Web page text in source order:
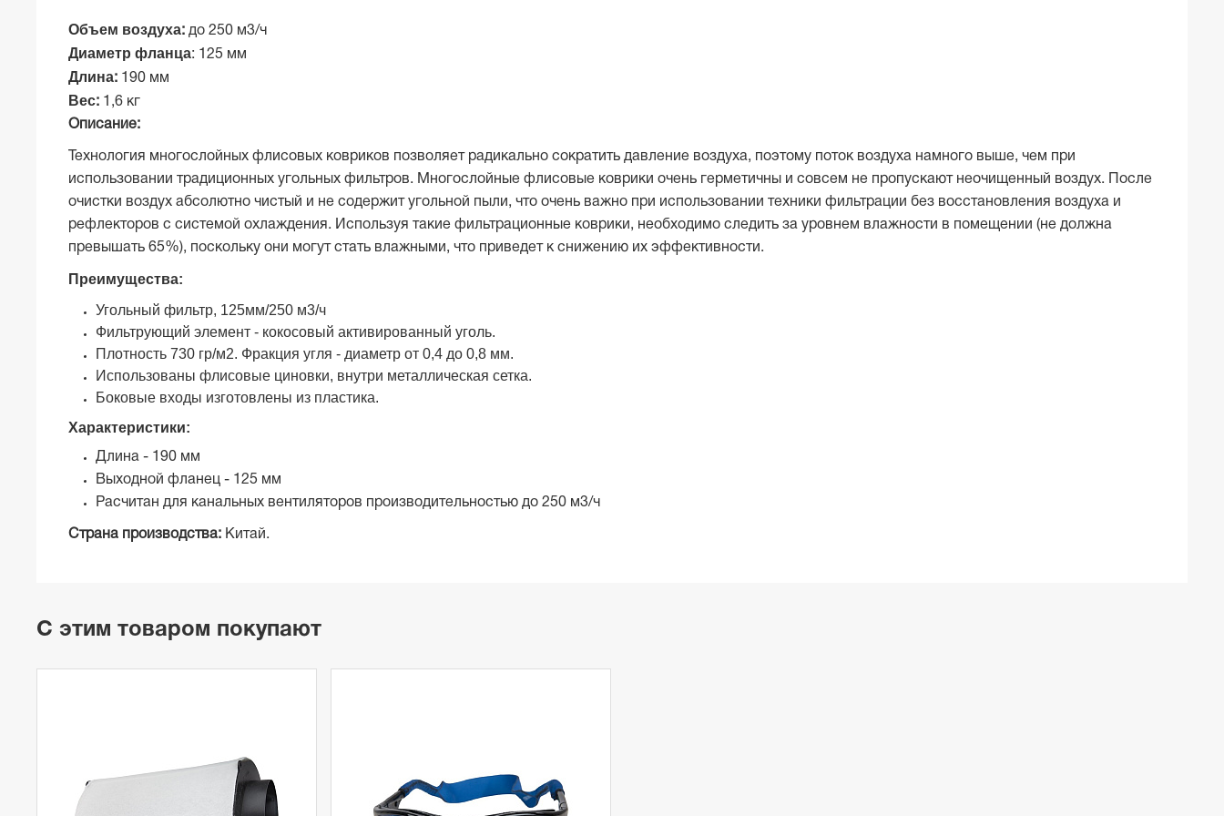
Объем воздуха: до 250 м3/ч
Диаметр фланца: 125 мм
Длина: 190 мм
Вес: 1,6 кг
Описание:
Технология многослойных флисовых ковриков позволяет радикально сократить давление воздуха, поэтому поток воздуха намного выше, чем при
использовании традиционных угольных фильтров. Многослойные флисовые коврики очень герметичны и совсем не пропускают неочищенный воздух. После
очистки воздух абсолютно чистый и не содержит угольной пыли, что очень важно при использовании техники фильтрации без восстановления воздуха и
рефлекторов с системой охлаждения. Используя такие фильтрационные коврики, необходимо следить за уровнем влажности в помещении (не должна
превышать 65%), поскольку они могут стать влажными, что приведет к снижению их эффективности.
Преимущества:
Угольный фильтр, 125мм/250 м3/ч
Фильтрующий элемент - кокосовый активированный уголь.
Плотность 730 гр/м2. Фракция угля - диаметр от 0,4 до 0,8 мм.
Использованы флисовые циновки, внутри металлическая сетка.
Боковые входы изготовлены из пластика.
Характеристики:
Длина - 190 мм
Выходной фланец - 125 мм
Расчитан для канальных вентиляторов производительностью до 250 м3/ч
Страна производства: Китай.
С этим товаром покупают